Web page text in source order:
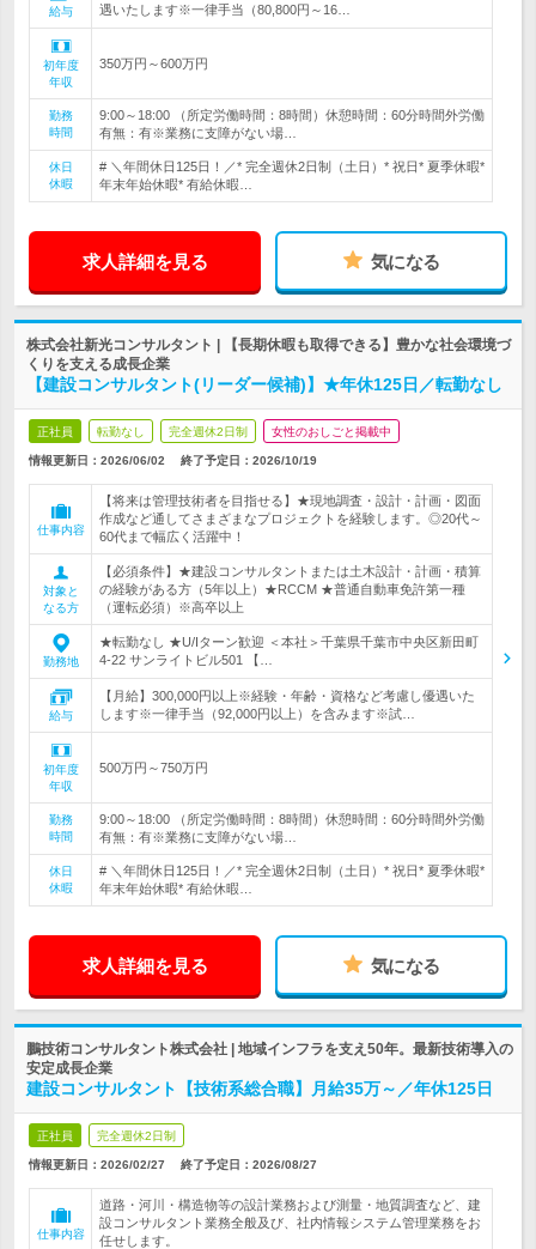
給与
遇いたします※一律手当（80,800円～16…
初年度
年収
350万円～600万円
勤務
時間
9:00～18:00 （所定労働時間：8時間）休憩時間：60分時間外労働
有無：有※業務に支障がない場…
休日
休暇
# ＼年間休日125日！／* 完全週休2日制（土日）* 祝日* 夏季休暇*
年末年始休暇* 有給休暇…
求人詳細を見る 気になる
株式会社新光コンサルタント | 【長期休暇も取得できる】豊かな社会環境づ
くりを支える成長企業
【建設コンサルタント(リーダー候補)】★年休125日／転勤なし
正社員 転勤なし 完全週休2日制 女性のおしごと掲載中
情報更新日：2026/06/02 終了予定日： 2026/10/19
仕事内容
【将来は管理技術者を目指せる】★現地調査・設計・計画・図面
作成など通してさまざまなプロジェクトを経験します。◎20代～
60代まで幅広く活躍中！
対象と
なる方
【必須条件】★建設コンサルタントまたは土木設計・計画・積算
の経験がある方（5年以上）★RCCM ★普通自動車免許第一種
（運転必須）※高卒以上
勤務地
★転勤なし ★U/Iターン歓迎 ＜本社＞千葉県千葉市中央区新田町
4-22 サンライトビル501 【…
給与
【月給】300,000円以上※経験・年齢・資格など考慮し優遇いた
します※一律手当（92,000円以上）を含みます※試…
初年度
年収
500万円～750万円
勤務
時間
9:00～18:00 （所定労働時間：8時間）休憩時間：60分時間外労働
有無：有※業務に支障がない場…
休日
休暇
# ＼年間休日125日！／* 完全週休2日制（土日）* 祝日* 夏季休暇*
年末年始休暇* 有給休暇…
求人詳細を見る 気になる
鵬技術コンサルタント株式会社 | 地域インフラを支え50年。最新技術導入の
安定成長企業
建設コンサルタント【技術系総合職】月給35万～／年休125日
正社員 完全週休2日制
情報更新日：2026/02/27 終了予定日： 2026/08/27
仕事内容
道路・河川・構造物等の設計業務および測量・地質調査など、建
設コンサルタント業務全般及び、社内情報システム管理業務をお
任せします。